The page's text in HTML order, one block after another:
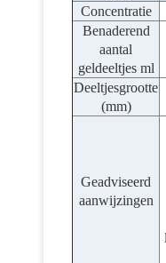
Concentratie
Benaderend
aantal
geldeeltjes ml
Deeltjesgrootte
(mm)
Geadviseerd
aanwijzingen